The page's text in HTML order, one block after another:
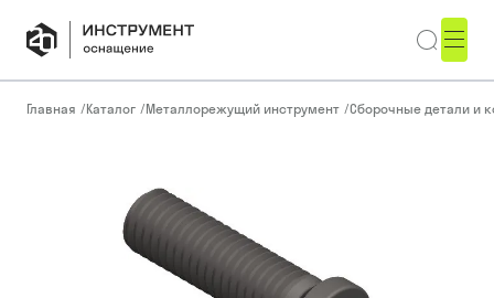
Главная /Каталог /Металлорежущий инструмент /Сборочные детали и